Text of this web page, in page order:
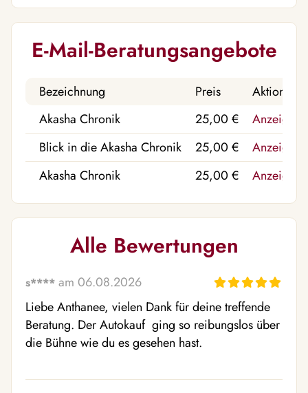
E-Mail-Beratungsangebote
Bezeichnung Preis
Aktion
Akasha Chronik
25,00 €
Anzeigen
Blick in die Akasha Chronik
25,00 €
Anzeigen
Akasha Chronik
25,00 € Anzeigen
Alle Bewertungen
s**** am 06.08.2026
Liebe Anthanee, vielen Dank für deine treffende
Beratung. Der Autokauf  ging so reibungslos über
die Bühne wie du es gesehen hast.